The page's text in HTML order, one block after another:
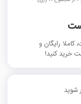
رایگان و
خرید کنید!
شوید